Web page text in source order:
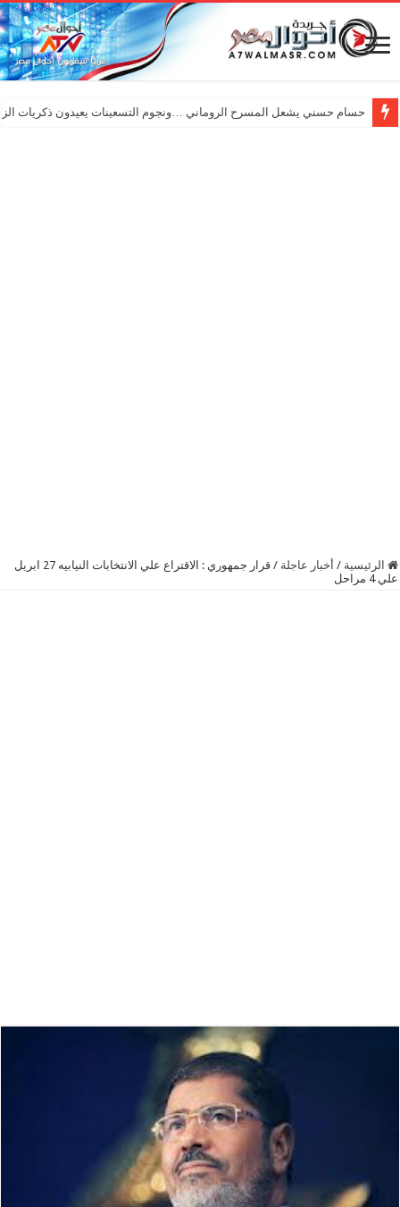
حسام حسني يشعل المسرح الروماني …ونجوم التسعينات يعيدون ذكريات
الرئيسية / أخبار عاجلة /
قرار جمهوري : الاقتراع علي الانتخابات النيابيه 27 ابريل
علي 4 مراحل